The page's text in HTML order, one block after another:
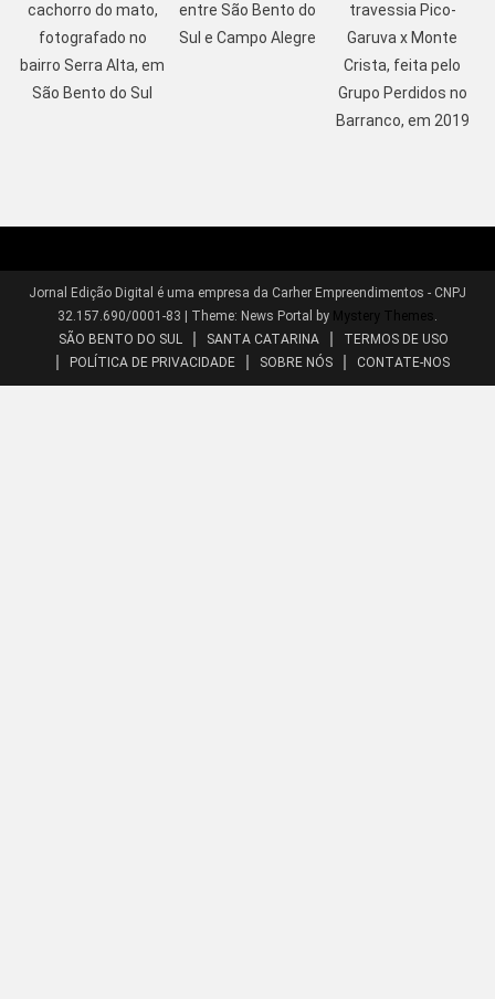
cachorro do mato,
fotografado no
bairro Serra Alta, em
São Bento do Sul
entre São Bento do
Sul e Campo Alegre
travessia Pico-
Garuva x Monte
Crista, feita pelo
Grupo Perdidos no
Barranco, em 2019
Jornal Edição Digital é uma empresa da Carher Empreendimentos - CNPJ
32.157.690/0001-83 | Theme: News Portal by Mystery Themes .
SÃO BENTO DO SUL
SANTA CATARINA
TERMOS DE USO
POLÍTICA DE PRIVACIDADE
SOBRE NÓS CONTATE-NOS